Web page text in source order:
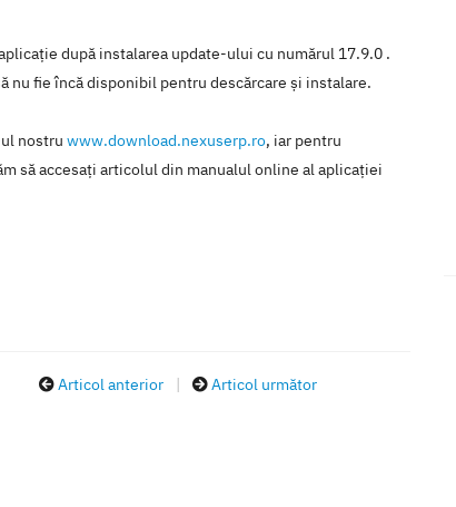
după instalarea update-ului cu numărul 17.9.0 .
nu fie încă disponibil pentru descărcare şi instalare.
nostru www.download.nexuserp.ro, iar pentru
să accesaţi articolul din manualul online al aplicaţiei
Articol anterior | Articol următor